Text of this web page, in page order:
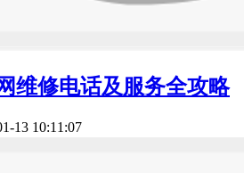
维修电话及服务全攻略
13 10:11:07